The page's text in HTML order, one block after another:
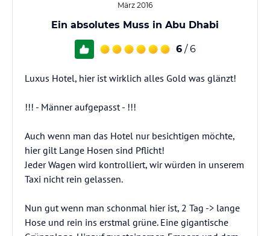
März 2016
Ein absolutes Muss in Abu Dhabi
6 / 6
Luxus Hotel, hier ist wirklich alles Gold was glänzt!
!!! - Männer aufgepasst - !!!
Auch wenn man das Hotel nur besichtigen möchte,
hier gilt Lange Hosen sind Pflicht!
Jeder Wagen wird kontrolliert, wir würden in unserem
Taxi nicht rein gelassen.
Nun gut wenn man schonmal hier ist, 2 Tag -> lange
Hose und rein ins erstmal grüne. Eine gigantische